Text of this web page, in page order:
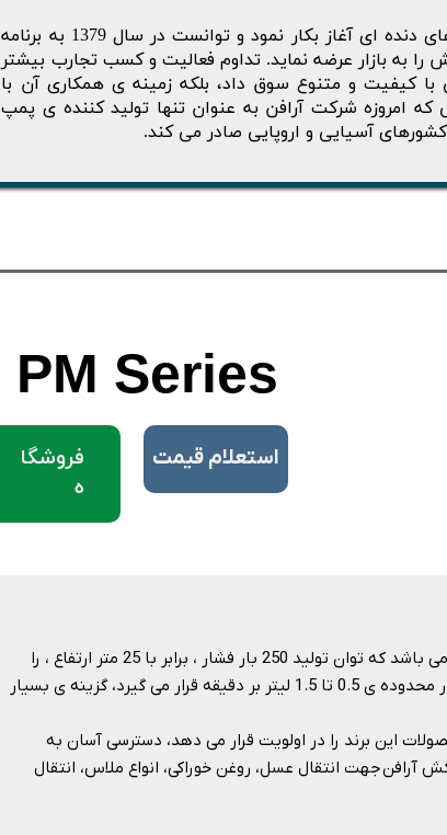
شرکت آرافن در سال 1377 با هدف تولید پمپ های دنده ای آغاز بکار نمود و توانست در سال 1379 به برنامه
به بازار عرضه نماید. تداوم فعالیت و کسب تجارب بیشتر
کیفیت و متنوع سوق داد، بلکه زمینه ی همکاری آن با
که امروزه شرکت آرافن به عنوان تنها تولید کننده ی پمپ
آسیایی و اروپایی صادر می کند.
PM Series
سری PM، از مدل های فاقد پولی پمپ دنده ای آرافن می باشد که توان تولید 250 بار فشار ، برابر با 25 متر ارتفاع ، را
دارد. این سری برای مواردی که میزان دبی مورد نیاز در محدوده ی 0.5 تا 1.5 لیتر بر دقیقه قرار می گیرد، گزینه ی بسیار
این برند را در اولویت قرار می دهد، دسترسی آسان به
جهت انتقال عسل، روغن خوراکی، انواع ملاس، انتقال
فروشگا
ه
​استعلام قیمت